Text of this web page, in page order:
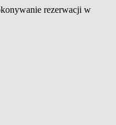
rezerwacji w